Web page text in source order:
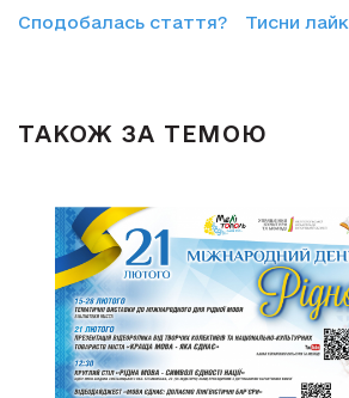
Сподобалась стаття? Тисни лайк
ТАКОЖ ЗА ТЕМОЮ